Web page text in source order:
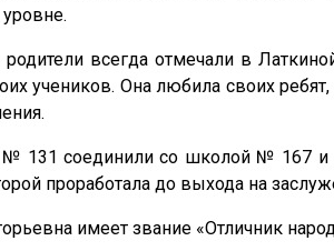
родители всегда отмечали в
учеников. Она любила своих
131 соединили со школой № 167 и
проработала до выхода на
имеет звание «Отличник